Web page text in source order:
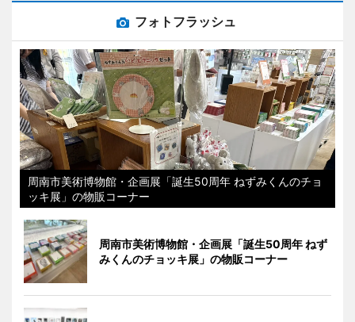
フォトフラッシュ
周南市美術博物館・企画展「誕生50周年 ねずみくんのチョ
ッキ展」の物販コーナー
周南市美術博物館・企画展「誕生50周年 ねず
みくんのチョッキ展」の物販コーナー